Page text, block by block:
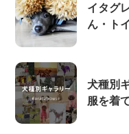
イタグ
ん・ト
犬種別
服を着